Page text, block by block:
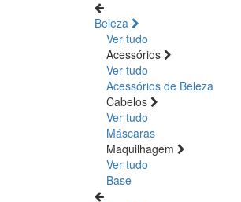
Beleza
Ver tudo
Acessórios
Ver tudo
Acessórios de Beleza
Cabelos
Ver tudo
Máscaras
Maquilhagem
Ver tudo
Base